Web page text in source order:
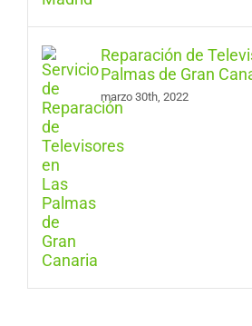
Reparación de
Palmas de Gran
marzo 30th, 2022